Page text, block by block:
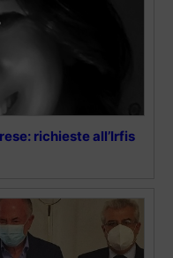
richieste all’Irfis